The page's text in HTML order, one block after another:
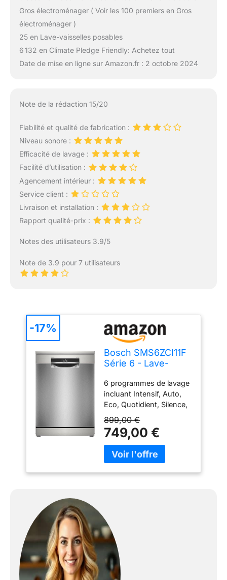
Gros électroménager ( Voir les 100 premiers en Gros
électroménager )
25 en Lave-vaisselles posables
6 132 en Climate Pledge Friendly: Achetez tout
Date de mise en ligne sur Amazon.fr : 2 octobre 2024
Note de la rédaction 15/20
Fiabilité et qualité de fabrication :
Niveau sonore :
Efficacité de lavage :
Facilité d’utilisation :
Agencement intérieur :
Service client :
Livraison et installation :
Rapport qualité-prix :
Notes des utilisateurs 3.9/5
Note de 3.9 pour 7 utilisateurs
Bosch SMS6ZCI11F
Série 6 - Lave-
libre, PerfectDry
6 programmes de lavage
incluant Intensif, Auto,
Eco, Quotidient, Silence,
et Favourite. 4 options
supplémentaires :
VarioSpeed Plus,
Hygiène Plus, Séchage
Extra. Programme Verre
sèche à chaque cycle,
même votre vaisselle en
plastique. Grâce à la
Zeolith, un minéral
naturel, vous bénéficiez
d'un séchage
899,00 €
749,00 €
-17%